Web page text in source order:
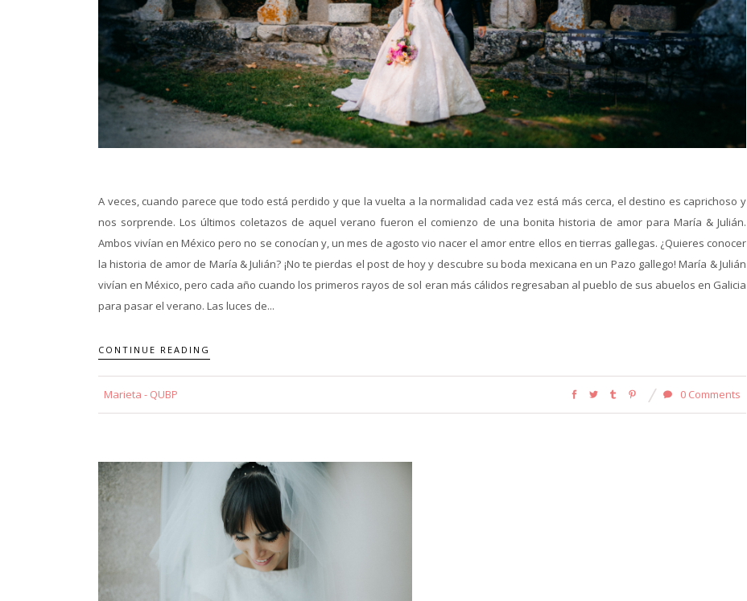
A veces, cuando parece que todo está perdido y que la vuelta a la normalidad cada vez está más cerca, el destino es caprichoso y
nos sorprende. Los últimos coletazos de aquel verano fueron el comienzo de una bonita historia de amor para María & Julián.
Ambos vivían en México pero no se conocían y, un mes de agosto vio nacer el amor entre ellos en tierras gallegas. ¿Quieres conocer
la historia de amor de María & Julián? ¡No te pierdas el post de hoy y descubre su boda mexicana en un Pazo gallego! María & Julián
vivían en México, pero cada año cuando los primeros rayos de sol eran más cálidos regresaban al pueblo de sus abuelos en Galicia
para pasar el verano. Las luces de...
CONTINUE READING
Marieta - QUBP 0 Comments